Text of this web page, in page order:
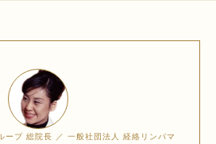
ープ 総院長 ／ 一般社団法人 経絡リンパマ